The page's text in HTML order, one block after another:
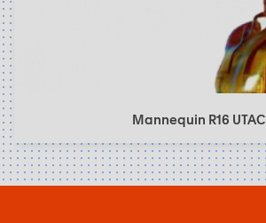
Mannequin R16 UTAC